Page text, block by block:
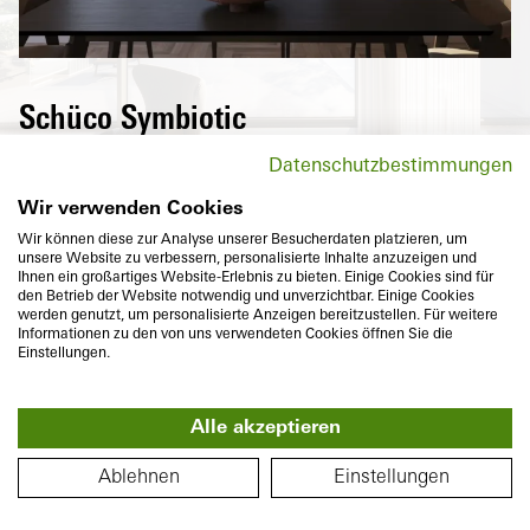
PLAN
Schüco Symbiotic
Une surface en aluminium épurée de haute
isolation thermique à l'intérieur – La
combinaison parfaite de deux matériaux de
grande longévité qui, en outre, conviennent
à une apparence à fleur et répondent à vos
envies personnelles de design exigeant et
de diversité de coloris.
Datenschutzbestimmungen
Wir verwenden Cookies
Wir können diese zur Analyse unserer Besucherdaten platzieren, um
unsere Website zu verbessern, personalisierte Inhalte anzuzeigen und
Ihnen ein großartiges Website-Erlebnis zu bieten. Einige Cookies sind für
den Betrieb der Website notwendig und unverzichtbar. Einige Cookies
werden genutzt, um personalisierte Anzeigen bereitzustellen. Für weitere
Informationen zu den von uns verwendeten Cookies öffnen Sie die
Einstellungen.
Alle akzeptieren
Ablehnen Einstellungen